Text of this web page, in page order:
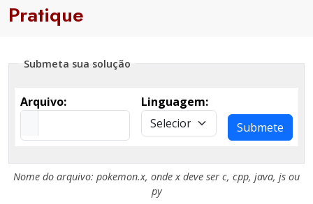
Pratique
Submeta sua solução
Arquivo:
Linguagem:
Submete
Nome do arquivo: pokemon.x, ondex deve ser c, cpp, java, js ou
py